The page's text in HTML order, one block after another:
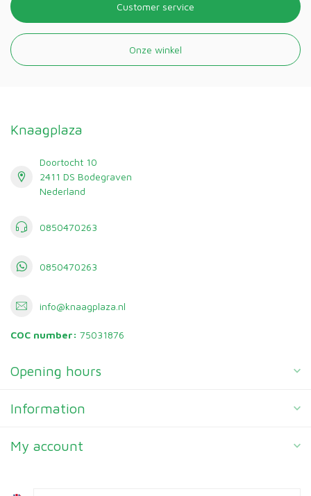
Customer service
Onze winkel
Knaagplaza
Doortocht 10
2411 DS Bodegraven
Nederland
0850470263
0850470263
info@knaagplaza.nl
COC number: 75031876
Opening hours
Information
My account